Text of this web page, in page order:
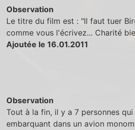
Observation
Le titre du film est : "Il faut tuer
comme vous l'écrivez... Charité
Ajoutée le 16.01.2011
Observation
Tout à la fin, il y a 7 personnes
embarquant dans un avion